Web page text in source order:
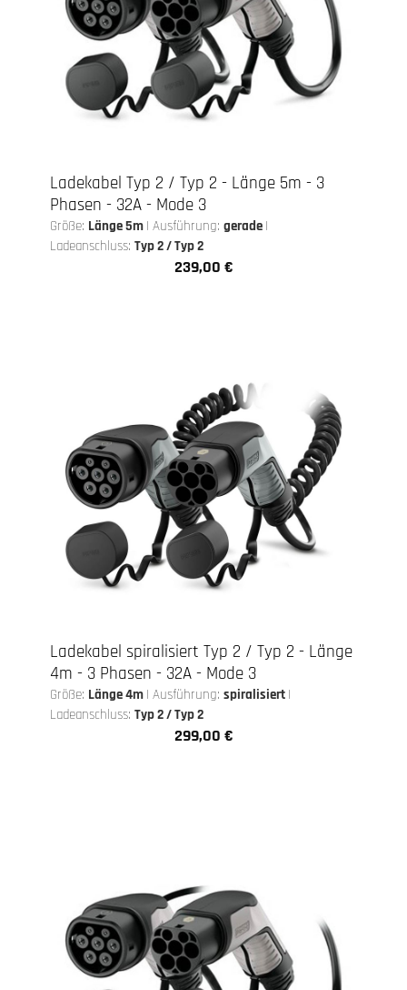
Ladekabel Typ 2 / Typ 2 - Länge 5m - 3
Phasen - 32A - Mode 3
Größe: Länge 5m | Ausführung: gerade |
Ladeanschluss: Typ 2 / Typ 2
Regulärer Preis:
239,00 €
Ladekabel spiralisiert Typ 2 / Typ 2 - Länge
4m - 3 Phasen - 32A - Mode 3
Größe: Länge 4m | Ausführung: spiralisiert |
Ladeanschluss: Typ 2 / Typ 2
Regulärer Preis:
299,00 €